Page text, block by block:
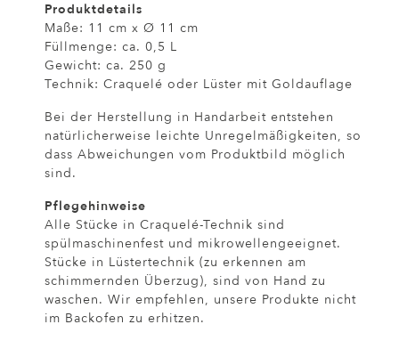
Produktdetails
Maße: 11 cm x Ø 11 cm
Füllmenge: ca. 0,5 L
Gewicht: ca. 250 g
Technik: Craquelé oder Lüster mit Goldauflage
Bei der Herstellung in Handarbeit entstehen
natürlicherweise leichte Unregelmäßigkeiten, so
dass Abweichungen vom Produktbild möglich
sind.
Pflegehinweise
Alle Stücke in Craquelé-Technik sind
spülmaschinenfest und mikrowellengeeignet.
Stücke in Lüstertechnik (zu erkennen am
schimmernden Überzug), sind von Hand zu
waschen. Wir empfehlen, unsere Produkte nicht
im Backofen zu erhitzen.